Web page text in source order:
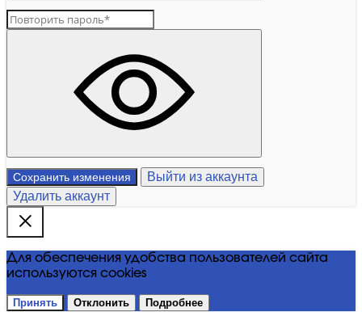
Сохранить изменения
Выйти из аккаунта
Удалить аккаунт
Для обеспечения удобства пользователей сайта
используются cookies
Принять Отклонить Подробнее